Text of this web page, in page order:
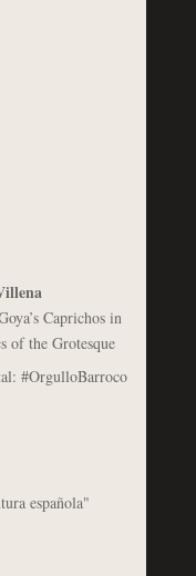
Caprichos in
of the Grotesque
#OrgulloBarroco
española"